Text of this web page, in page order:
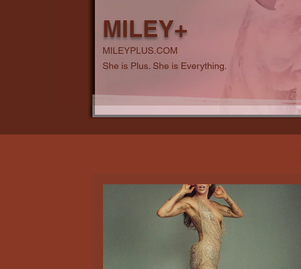
MILEY+
MILEYPLUS.COM
She is Plus. She is Everything.